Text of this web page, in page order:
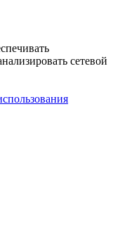
сетевой